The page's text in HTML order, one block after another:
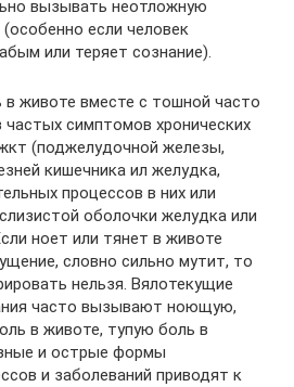
вызывать неотложную
если человек
или теряет сознание).
в животе вместе с тошной часто
симптомов хронических
(поджелудочной железы,
кишечника ил желудка,
процессов в них или
оболочки желудка или
ноет или тянет в животе
словно сильно мутит, то
нельзя. Вялотекущие
часто вызывают ноющую,
в животе, тупую боль в
и острые формы
и заболеваний приводят к